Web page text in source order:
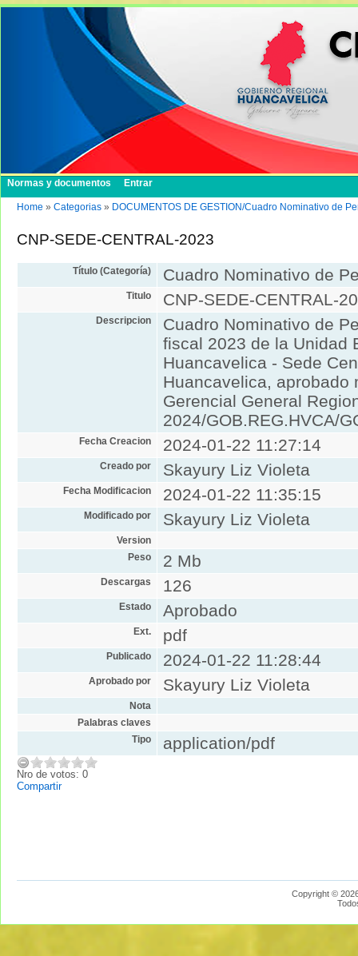
Normas y documentos Entrar
Home » Categorias » DOCUMENTOS DE GESTION/Cuadro Nominativo de
CNP-SEDE-CENTRAL-2023
Título (Categoría) Cuadro Nominativo de
Titulo CNP-SEDE-CENTRAL-
Descripcion
Cuadro Nominativo de
fiscal 2023 de la Unidad
Huancavelica - Sede
Huancavelica, aprobado
Gerencial General
2024/GOB.REG.HVCA/
Fecha Creacion 2024-01-22 11:27:14
Creado por Skayury Liz Violeta
Fecha Modificacion 2024-01-22 11:35:15
Modificado por Skayury Liz Violeta
Version
Peso
2 Mb
Descargas 126
Estado Aprobado
Ext. pdf
Publicado 2024-01-22 11:28:44
Aprobado por Skayury Liz Violeta
Nota
Palabras claves
Tipo
application/pdf
Nro de votos: 0
Compartir
Copyright ©